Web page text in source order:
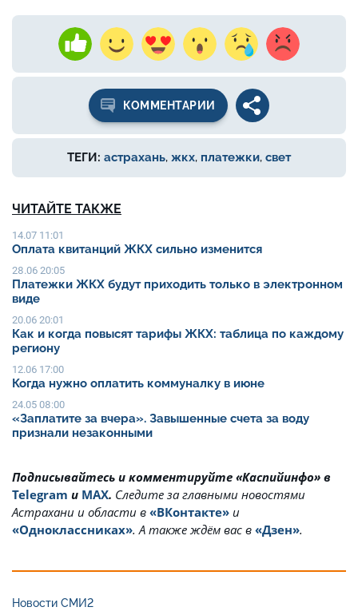
КОММЕНТАРИИ
ТЕГИ: астрахань, жкх, платежки, свет
ЧИТАЙТЕ ТАКЖЕ
14.07 11:01
Оплата квитанций ЖКХ сильно изменится
28.06 20:05
Платежки ЖКХ будут приходить только в электронном
виде
20.06 20:01
Как и когда повысят тарифы ЖКХ: таблица по каждому
региону
12.06 17:00
Когда нужно оплатить коммуналку в июне
24.05 08:00
«Заплатите за вчера». Завышенные счета за воду
признали незаконными
Подписывайтесь и комментируйте «Каспийинфо» в
Telegram и MAX. Cледите за главными новостями
Астрахани и области в «ВКонтакте» и
«Одноклассниках». А также ждём вас в «Дзен».
Новости СМИ2